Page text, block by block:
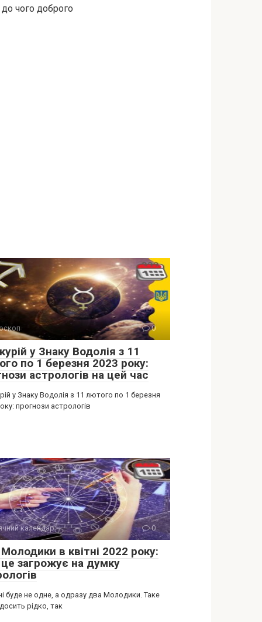
чого доброго
0
у Знаку Водолія з 11
по 1 березня 2023 року:
астрологів на цей час
у Знаку Водолія з 11 лютого по 1 березня
прогнози астрологів
календар 0
в квітні 2022 року:
загрожує на думку
буде не одне, а одразу два Молодики. Таке
рідко, так